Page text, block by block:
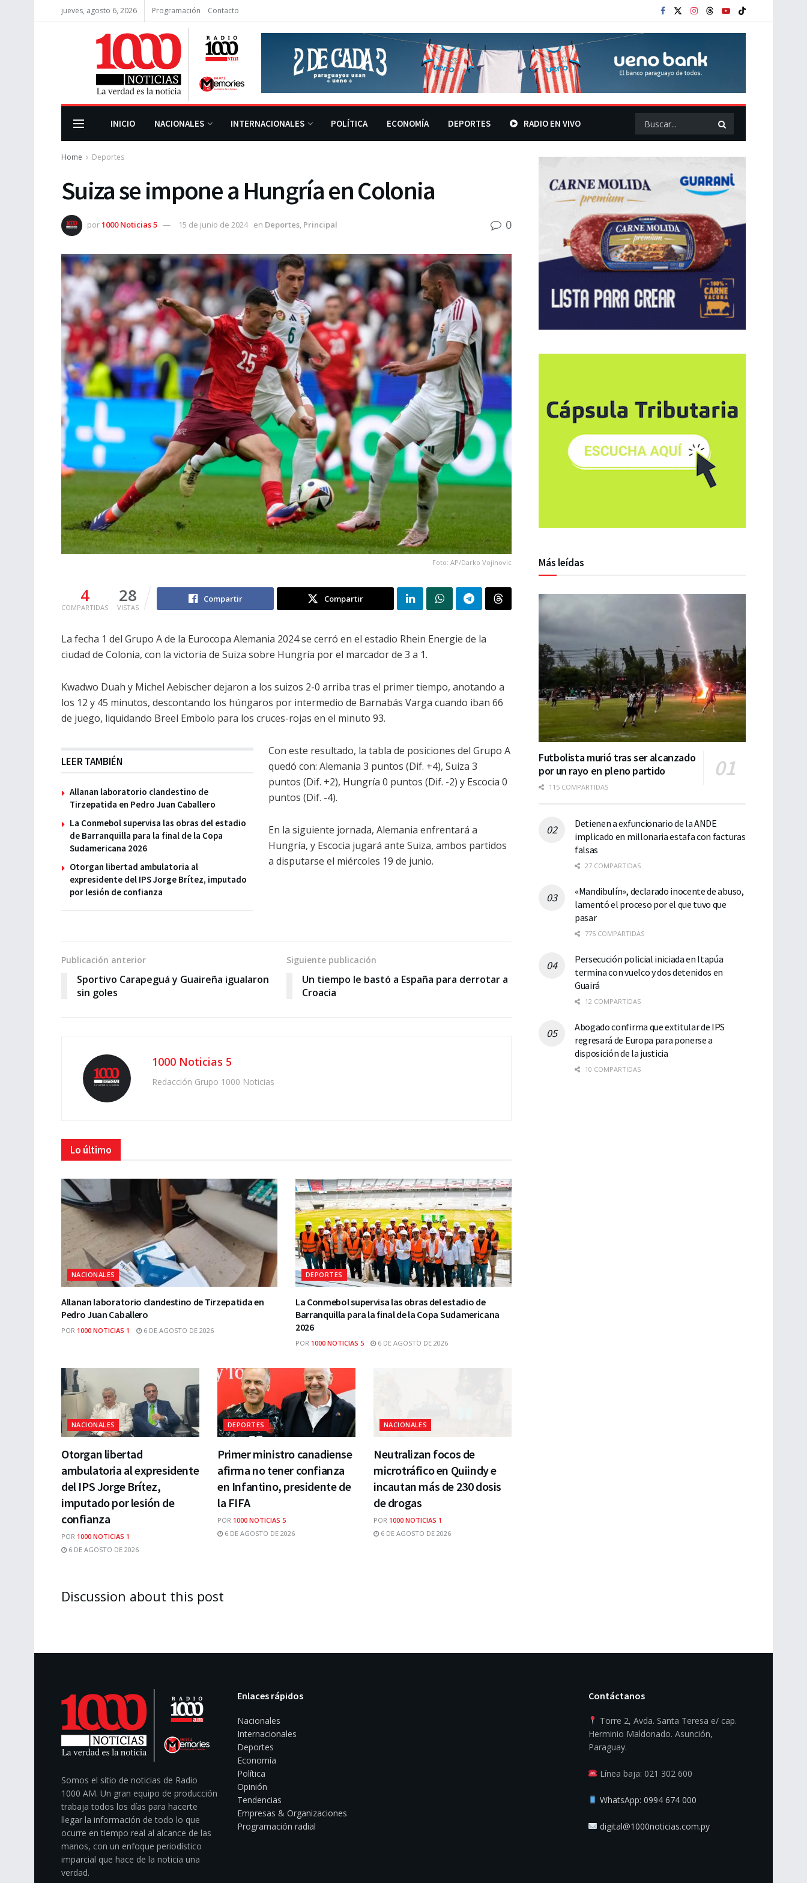
jueves, agosto 6, 2026 Programación Contacto
INICIO NACIONALES INTERNACIONALES POLÍTICA ECONOMÍA DEPORTES RADIO EN VIVO
Home Deportes
Suiza se impone a Hungría en Colonia
por1000 Noticias 5 15 de junio de 2024 en Deportes, Principal 0
Foto: AP/Darko Vojinovic
4
COMPARTIDAS
28
VISTAS
Compartir Compartir
La fecha 1 del Grupo A de la Eurocopa Alemania 2024 se cerró en el estadio Rhein Energie de la
ciudad de Colonia, con la victoria de Suiza sobre Hungría por el marcador de 3 a 1.
Kwadwo Duah y Michel Aebischer dejaron a los suizos 2-0 arriba tras el primer tiempo, anotando a
los 12 y 45 minutos, descontando los húngaros por intermedio de Barnabás Varga cuando iban 66
de juego, liquidando Breel Embolo para los cruces-rojas en el minuto 93.
LEER TAMBIÉN
Allanan laboratorio clandestino de
Tirzepatida en Pedro Juan Caballero
La Conmebol supervisa las obras del estadio
de Barranquilla para la final de la Copa
Sudamericana 2026
Otorgan libertad ambulatoria al
expresidente del IPS Jorge Brítez, imputado
por lesión de confianza
Con este resultado, la tabla de posiciones del Grupo A
quedó con: Alemania 3 puntos (Dif. +4), Suiza 3
puntos (Dif. +2), Hungría 0 puntos (Dif. -2) y Escocia 0
puntos (Dif. -4).
En la siguiente jornada, Alemania enfrentará a
Hungría, y Escocia jugará ante Suiza, ambos partidos
a disputarse el miércoles 19 de junio.
Publicación anterior
Sportivo Carapeguá y Guaireña igualaron
sin goles
Siguiente publicación
Un tiempo le bastó a España para derrotar a
Croacia
1000 Noticias 5
Redacción Grupo 1000 Noticias
Lo último
NACIONALES
Allanan laboratorio clandestino de Tirzepatida en
Pedro Juan Caballero
POR 1000 NOTICIAS 1 6 DE AGOSTO DE 2026
DEPORTES
La Conmebol supervisa las obras del estadio de
Barranquilla para la final de la Copa Sudamericana
2026
POR 1000 NOTICIAS 5 6 DE AGOSTO DE 2026
NACIONALES
Otorgan libertad
ambulatoria al expresidente
del IPS Jorge Brítez,
imputado por lesión de
confianza
POR 1000 NOTICIAS 1
6 DE AGOSTO DE 2026
DEPORTES
Primer ministro canadiense
afirma no tener confianza
en Infantino, presidente de
la FIFA
POR 1000 NOTICIAS 5
6 DE AGOSTO DE 2026
NACIONALES
Neutralizan focos de
microtráfico en Quiindy e
incautan más de 230 dosis
de drogas
POR 1000 NOTICIAS 1
6 DE AGOSTO DE 2026
Discussion about this post
Más leídas
Futbolista murió tras ser alcanzado
por un rayo en pleno partido
115 COMPARTIDAS
Detienen a exfuncionario de la ANDE
implicado en millonaria estafa con facturas
falsas
27 COMPARTIDAS
«Mandibulín», declarado inocente de abuso,
lamentó el proceso por el que tuvo que
pasar
775 COMPARTIDAS
Persecución policial iniciada en Itapúa
termina con vuelco y dos detenidos en
Guairá
12 COMPARTIDAS
Abogado confirma que extitular de IPS
regresará de Europa para ponerse a
disposición de la justicia
10 COMPARTIDAS
Somos el sitio de noticias de Radio
1000 AM. Un gran equipo de producción
trabaja todos los días para hacerte
llegar la información de todo lo que
ocurre en tiempo real al alcance de las
manos, con un enfoque periodístico
imparcial que hace de la noticia una
verdad.
Enlaces rápidos
Nacionales
Internacionales
Deportes
Economía
Política
Opinión
Tendencias
Empresas & Organizaciones
Programación radial
Contáctanos
Torre 2, Avda. Santa Teresa e/ cap.
Herminio Maldonado. Asunción,
Paraguay.
Línea baja: 021 302 600
WhatsApp: 0994 674 000
digital@1000noticias.com.py